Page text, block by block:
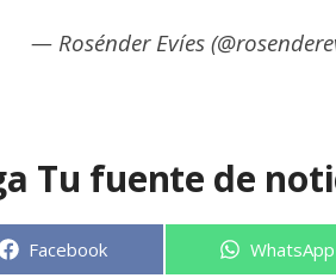
— Rosénder Evíes
Tu fuente de
Compartir
Facebook Compartir
WhatsApp